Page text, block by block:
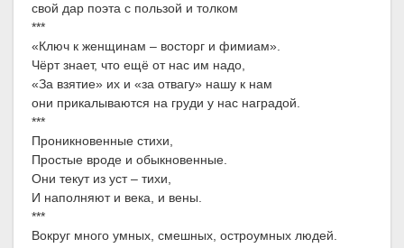
свой дар поэта с пользой и толком
***
«Ключ к женщинам – восторг и фимиам».
Чёрт знает, что ещё от нас им надо,
«За взятие» их и «за отвагу» нашу к нам
они прикалываются на груди у нас наградой.
***
Проникновенные стихи,
Простые вроде и обыкновенные.
Они текут из уст – тихи,
И наполняют и века, и вены.
***
Вокруг много умных, смешных, остроумных людей.